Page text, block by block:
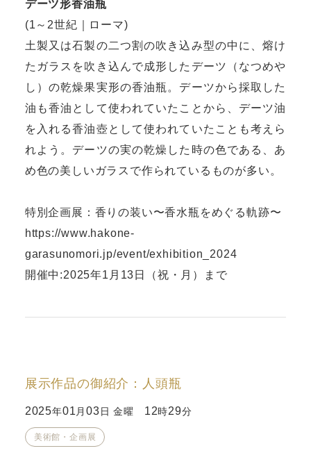
デーツ形香油瓶
(1～2世紀｜ローマ)
土製又は石製の二つ割の吹き込み型の中に、熔け
たガラスを吹き込んで成形したデーツ（なつめや
し）の乾燥果実形の香油瓶。デーツから採取した
油も香油として使われていたことから、デーツ油
を入れる香油壺として使われていたことも考えら
れよう。デーツの実の乾燥した時の色である、あ
め色の美しいガラスで作られているものが多い。
特別企画展：香りの装い〜香水瓶をめぐる軌跡〜
https://www.hakone-
garasunomori.jp/event/exhibition_2024
開催中:2025年1月13日（祝・月）まで
展示作品の御紹介：人頭瓶
2025年01 月03 日 金曜 12時29分
美術館・企画展